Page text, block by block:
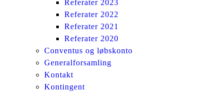
Referater 2023
Referater 2022
Referater 2021
Referater 2020
Conventus og løbskonto
Generalforsamling
Kontakt
Kontingent